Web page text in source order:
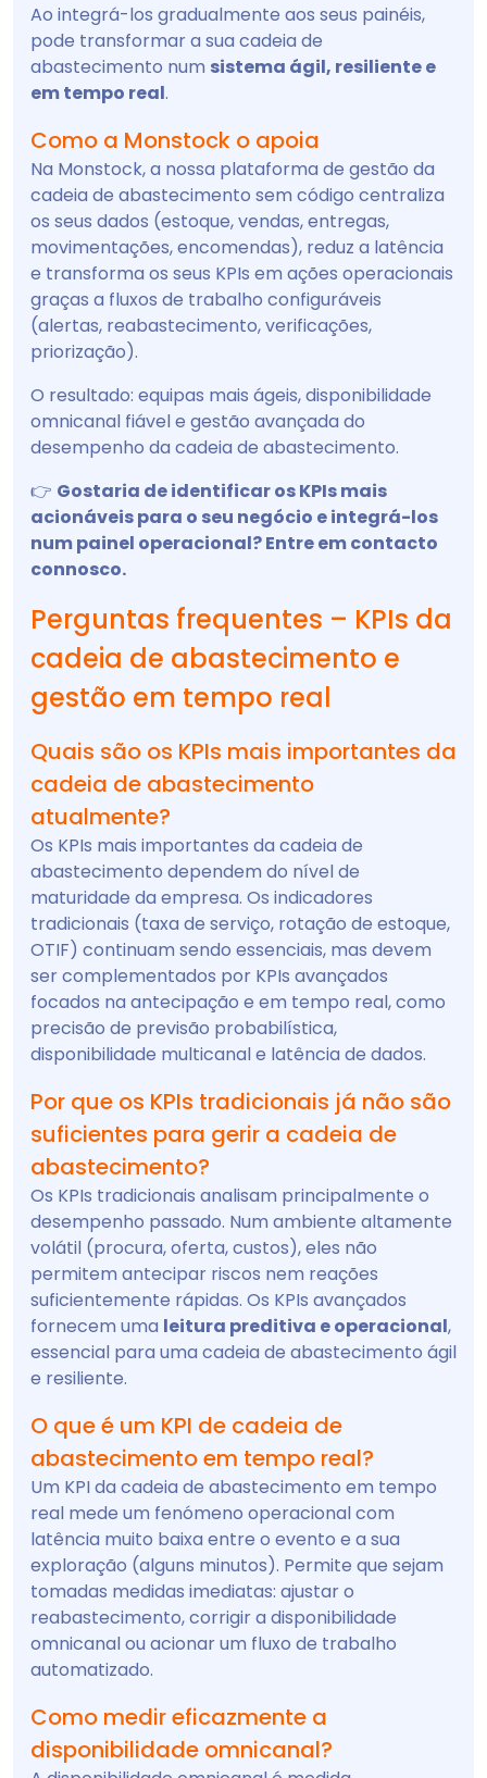
Ao integrá-los gradualmente aos seus painéis,
pode transformar a sua cadeia de
abastecimento num sistema ágil, resiliente e
em tempo real.
Como a Monstock o apoia
Na Monstock, a nossa plataforma de gestão da
cadeia de abastecimento sem código centraliza
os seus dados (estoque, vendas, entregas,
movimentações, encomendas), reduz a latência
e transforma os seus KPIs em ações operacionais
graças a fluxos de trabalho configuráveis
(alertas, reabastecimento, verificações,
priorização).
O resultado: equipas mais ágeis, disponibilidade
omnicanal fiável e gestão avançada do
desempenho da cadeia de abastecimento.
👉 Gostaria de identificar os KPIs mais
acionáveis para o seu negócio e integrá-los
num painel operacional? Entre em contacto
connosco.
Perguntas frequentes – KPIs da
cadeia de abastecimento e
gestão em tempo real
Quais são os KPIs mais importantes da
cadeia de abastecimento
atualmente?
Os KPIs mais importantes da cadeia de
abastecimento dependem do nível de
maturidade da empresa. Os indicadores
tradicionais (taxa de serviço, rotação de estoque,
OTIF) continuam sendo essenciais, mas devem
ser complementados por KPIs avançados
focados na antecipação e em tempo real, como
precisão de previsão probabilística,
disponibilidade multicanal e latência de dados.
Por que os KPIs tradicionais já não são
suficientes para gerir a cadeia de
abastecimento?
Os KPIs tradicionais analisam principalmente o
desempenho passado. Num ambiente altamente
volátil (procura, oferta, custos), eles não
permitem antecipar riscos nem reações
suficientemente rápidas. Os KPIs avançados
fornecem uma leitura preditiva e operacional,
essencial para uma cadeia de abastecimento ágil
e resiliente.
O que é um KPI de cadeia de
abastecimento em tempo real?
Um KPI da cadeia de abastecimento em tempo
real mede um fenómeno operacional com
latência muito baixa entre o evento e a sua
exploração (alguns minutos). Permite que sejam
tomadas medidas imediatas: ajustar o
reabastecimento, corrigir a disponibilidade
omnicanal ou acionar um fluxo de trabalho
automatizado.
Como medir eficazmente a
disponibilidade omnicanal?